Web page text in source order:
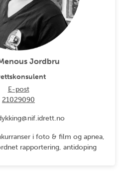
Jordbru
E-post
21029090
i foto & film og apnea,
rapportering, antidoping